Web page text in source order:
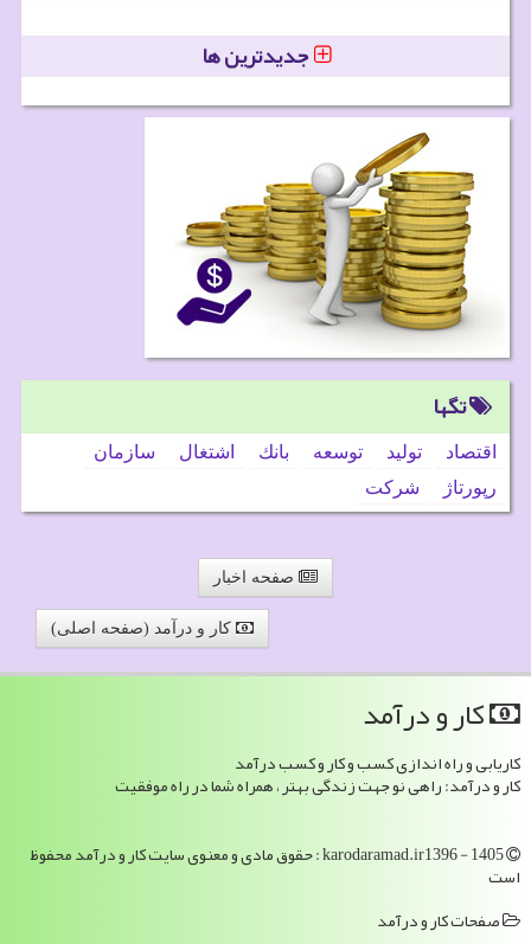
جدیدترین ها
تگها
اقتصاد تولید توسعه بانك اشتغال
سازمان
رپورتاژ
شركت
صفحه اخبار
کار و درآمد (صفحه اصلی)
كار و درآمد
کاریابی و راه اندازی کسب و کار و کسب درآمد
کار و درآمد: راهی نو جهت زندگی بهتر ، همراه شما در راه موفقیت
karodaramad.ir1396 - 1405 : حقوق مادی و معنوی سایت كار و درآمد محفوظ
است
صفحات كار و درآمد